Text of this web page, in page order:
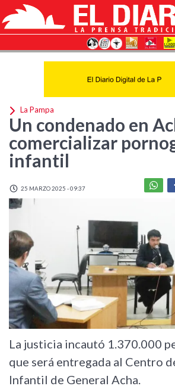
La Pampa
Un condenado en
comercializar
infantil
25 MARZO 2025 - 09:37
La justicia incautó 1.370.000
que será entregada al Centro
Infantil de General Acha.